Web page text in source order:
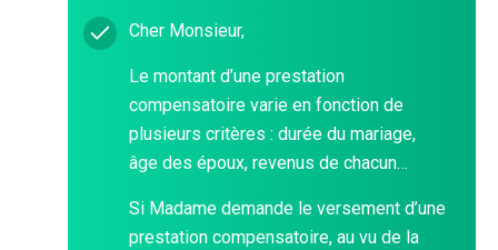
Cher Monsieur,
Le montant d’une prestation
compensatoire varie en fonction de
plusieurs critères : durée du mariage,
âge des époux, revenus de chacun…
Si Madame demande le versement d’une
prestation compensatoire, au vu de la